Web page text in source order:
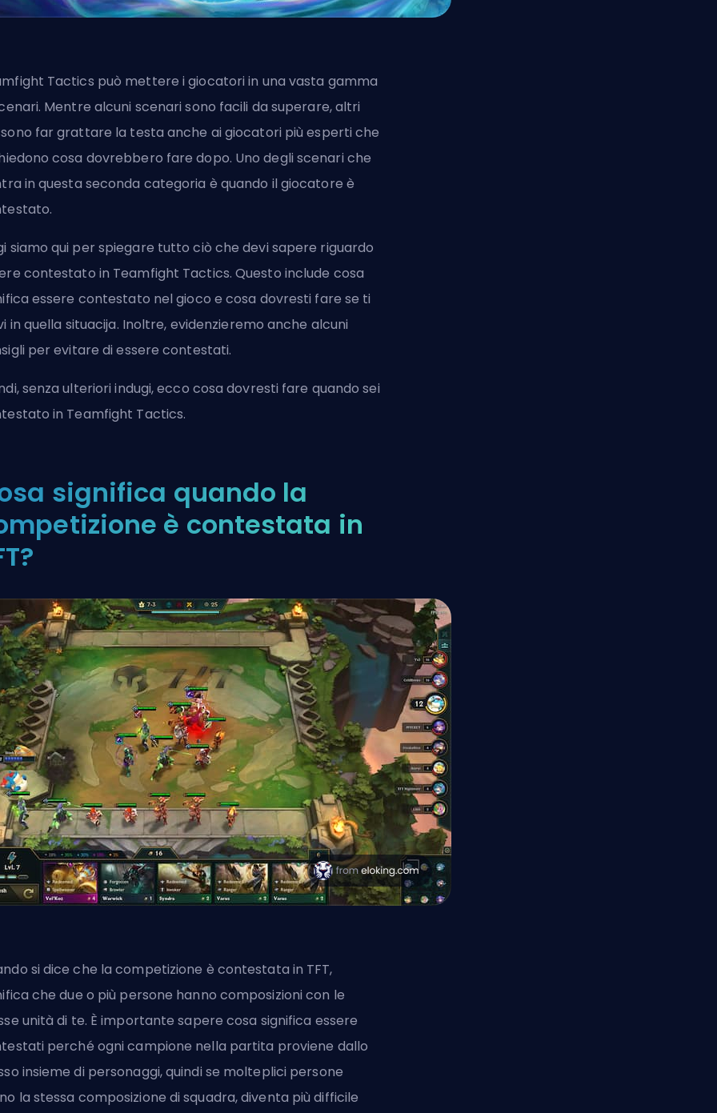
Tactics può mettere i giocatori in una vasta gamma
Mentre alcuni scenari sono facili da superare, altri
far grattare la testa anche ai giocatori più esperti che
cosa dovrebbero fare dopo. Uno degli scenari che
in questa seconda categoria è quando il giocatore è
siamo qui per spiegare tutto ciò che devi sapere riguardo
contestato in Teamfight Tactics. Questo include cosa
essere contestato nel gioco e cosa dovresti fare se ti
in quella situacija. Inoltre, evidenzieremo anche alcuni
per evitare di essere contestati.
senza ulteriori indugi, ecco cosa dovresti fare quando sei
in Teamfight Tactics.
significa quando la
è contestata in
si dice che la competizione è contestata in TFT,
che due o più persone hanno composizioni con le
unità di te. È importante sapere cosa significa essere
perché ogni campione nella partita proviene dallo
insieme di personaggi, quindi se molteplici persone
la stessa composizione di squadra, diventa più difficile